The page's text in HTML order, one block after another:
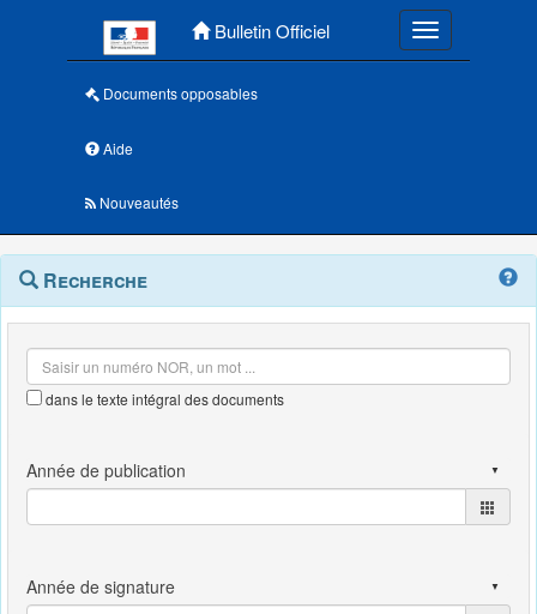
Bulletin Officiel Toggle
Documents opposables
Aide
Nouveautés
Navigation
outils
Menu
contextuel
Recherche
dans le texte intégral des documents